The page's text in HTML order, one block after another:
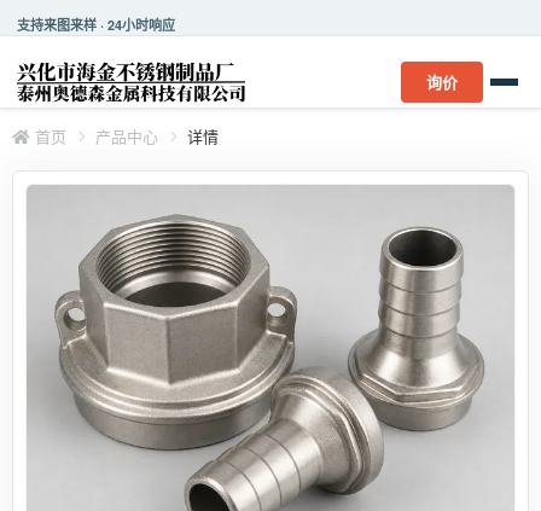
支持来图来样 · 24小时响应
询价
首页 产品中心 详情